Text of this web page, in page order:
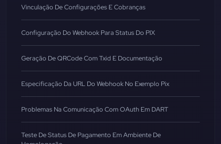
Vinculação De Configurações E Cobranças
Configuração Do Webhook Para Status Do PIX
Geração De QRCode Com Txid E Documentação
Especificação Da URL Do Webhook No Exemplo Pix
Problemas Na Comunicação Com OAuth Em DART
Teste De Status De Pagamento Em Ambiente De